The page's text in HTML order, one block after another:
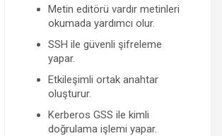
Metin editörü vardır metinleri
okumada yardımcı olur.
SSH ile güvenli şifreleme
yapar.
Etkileşimli ortak anahtar
oluşturur.
Kerberos GSS ile kimli
doğrulama işlemi yapar.